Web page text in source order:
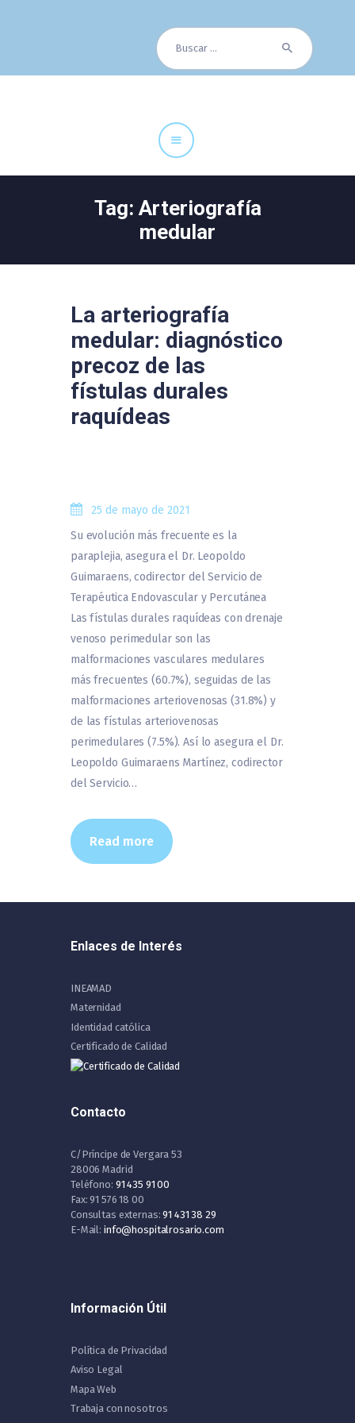
Buscar:
Tag: Arteriografía
medular
Cuadro Médico
Especialidades
La arteriografía
medular: diagnóstico
precoz de las
fístulas durales
raquídeas
25 de mayo de 2021
Su evolución más frecuente es la
paraplejia, asegura el Dr. Leopoldo
Guimaraens, codirector del Servicio de
Terapéutica Endovascular y Percutánea
Las fístulas durales raquídeas con drenaje
venoso perimedular son las
malformaciones vasculares medulares
más frecuentes (60.7%), seguidas de las
malformaciones arteriovenosas (31.8%) y
de las fístulas arteriovenosas
perimedulares (7.5%). Así lo asegura el Dr.
Leopoldo Guimaraens Martínez, codirector
del Servicio…
Read more
Enlaces de Interés
INEAMAD
Maternidad
Identidad católica
Certificado de Calidad
Contacto
C/Príncipe de Vergara 53
28006 Madrid
Teléfono: 91 435 91 00
Fax: 91 576 18 00
Consultas externas:91 431 38 29
E-Mail: info@hospitalrosario.com
Información Útil
Política de Privacidad
Aviso Legal
Mapa Web
Trabaja con nosotros